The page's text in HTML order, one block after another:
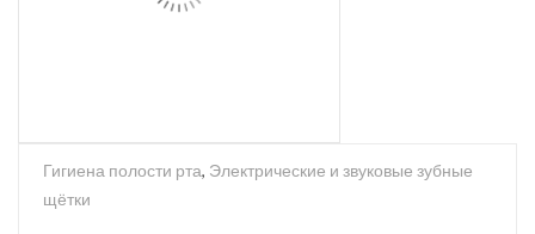
Гигиена полости рта, Электрические и звуковые зубные
щётки